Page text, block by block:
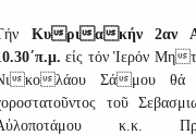
Κυριακήν 2αν
εἰς τόνἹερόν Μη
κολάου Σάμου θά
τοῦ
κ.κ.